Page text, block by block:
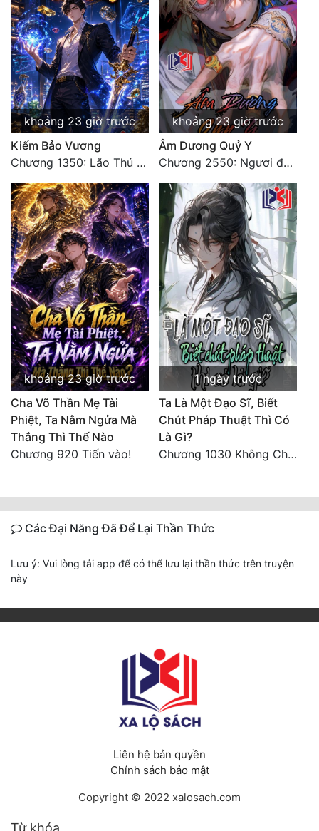
khoảng 23 giờ trước
Kiếm Bảo Vương
Chương 1350: Lão Thủ (4/5)
khoảng 23 giờ trước
Âm Dương Quỷ Y
Chương 2550: Ngươi đoán xem
khoảng 23 giờ trước
Cha Võ Thần Mẹ Tài
Phiệt, Ta Nằm Ngửa Mà
Thắng Thì Thế Nào
Chương 920 Tiến vào!
1 ngày trước
Ta Là Một Đạo Sĩ, Biết
Chút Pháp Thuật Thì Có
Là Gì?
Chương 1030 Không Chi Hoàng Nguyên Đại Hư
Các Đại Năng Đã Để Lại Thần Thức
Lưu ý: Vui lòng tải app để có thể lưu lại thần thức trên truyện
này
Liên hệ bản quyền
Chính sách bảo mật
Copyright © 2022 xalosach.com